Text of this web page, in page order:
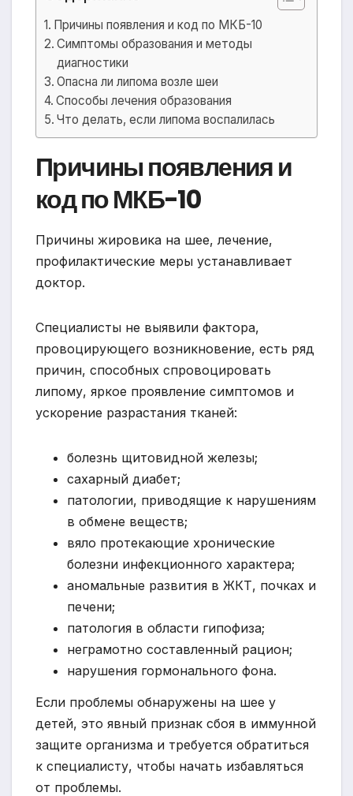
Причины появления и код по МКБ-10
Симптомы образования и методы
диагностики
Опасна ли липома возле шеи
Способы лечения образования
Что делать, если липома воспалилась
Причины появления и
код по МКБ-10
Причины жировика на шее, лечение,
профилактические меры устанавливает
доктор.
Специалисты не выявили фактора,
провоцирующего возникновение, есть ряд
причин, способных спровоцировать
липому, яркое проявление симптомов и
ускорение разрастания тканей:
болезнь щитовидной железы;
сахарный диабет;
патологии, приводящие к нарушениям
в обмене веществ;
вяло протекающие хронические
болезни инфекционного характера;
аномальные развития в ЖКТ, почках и
печени;
патология в области гипофиза;
неграмотно составленный рацион;
нарушения гормонального фона.
Если проблемы обнаружены на шее у
детей, это явный признак сбоя в иммунной
защите организма и требуется обратиться
к специалисту, чтобы начать избавляться
от проблемы.